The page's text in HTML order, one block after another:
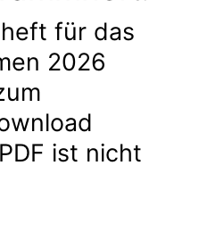
für das
2026
ist nicht